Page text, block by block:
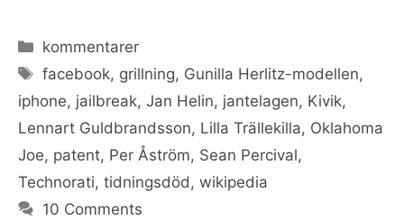
Categories
kommentarer
Tags
facebook, grillning, Gunilla Herlitz-modellen,
iphone, jailbreak, Jan Helin, jantelagen, Kivik,
Lennart Guldbrandsson, Lilla Trällekilla, Oklahoma
Joe, patent, Per Åström, Sean Percival,
Technorati, tidningsdöd , wikipedia
10 Comments